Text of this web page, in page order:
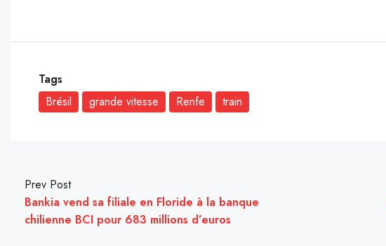
Tags
Brésil
grande vitesse Renfe train
Prev Post
Bankia vend sa filiale en Floride à la banque
chilienne BCI pour 683 millions d’euros